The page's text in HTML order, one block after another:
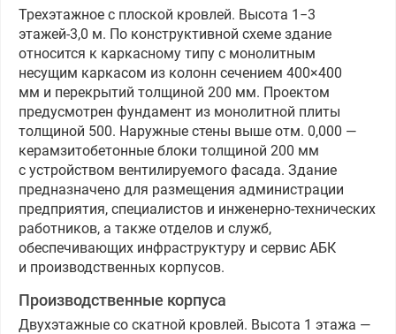
Трехэтажное с плоской кровлей. Высота 1−3
этажей-3,0 м. По конструктивной схеме здание
относится к каркасному типу с монолитным
несущим каркасом из колонн сечением 400×400
мм и перекрытий толщиной 200 мм. Проектом
предусмотрен фундамент из монолитной плиты
толщиной 500. Наружные стены выше отм. 0,000 —
керамзитобетонные блоки толщиной 200 мм
с устройством вентилируемого фасада. Здание
предназначено для размещения администрации
предприятия, специалистов и инженерно-технических
работников, а также отделов и служб,
обеспечивающих инфраструктуру и сервис АБК
и производственных корпусов.
Производственные корпуса
Двухэтажные со скатной кровлей. Высота 1 этажа —